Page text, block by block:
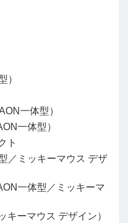
）
一体型）
一体型）
ト
／ミッキーマウス デザ
一体型／ミッキーマ
キーマウス デザイン）